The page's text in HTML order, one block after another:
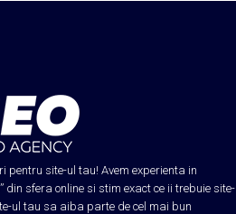
pentru site-ul tau! Avem experienta in
sfera online si stim exact ce ii trebuie site-
ul tau sa aiba parte de cel mai bun